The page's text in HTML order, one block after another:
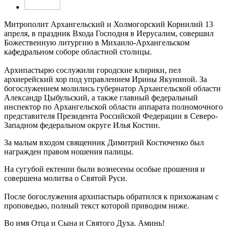
Митрополит Архангельский и Холмогорский Корнилий 13
апреля, в праздник Входа Господня в Иерусалим, совершил
Божественную литургию в Михаило-Архангельском
кафедральном соборе областной столицы.
Архипастырю сослужили городские клирики, пел
архиерейский хор под управлением Ирины Якуниной. За
богослужением молились губернатор Архангельской области
Александр Цыбульский, а также главный федеральный
инспектор по Архангельской области аппарата полномочного
представителя Президента Российской Федерации в Северо-
Западном федеральном округе Илья Костин.
За малым входом священник Димитрий Костюченко был
награжден правом ношения палицы.
На сугубой ектении были вознесены особые прошения и
совершена молитва о Святой Руси.
После богослужения архипастырь обратился к прихожанам с
проповедью, полный текст которой приводим ниже.
Во имя Отца и Сына и Святого Духа. Аминь!